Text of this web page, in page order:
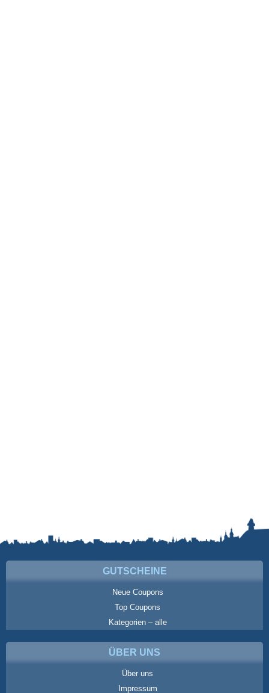
GUTSCHEINE
Neue Coupons
Top Coupons
Kategorien – alle
ÜBER UNS
Über uns
Impressum